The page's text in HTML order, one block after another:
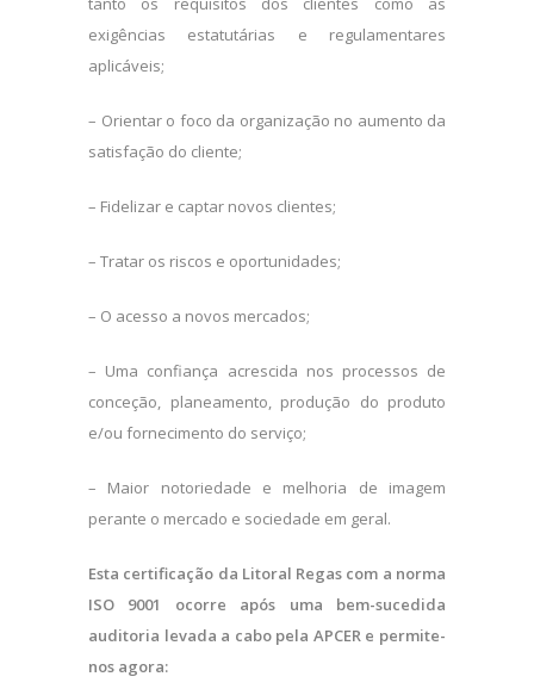
exigências estatutárias e regulamentares
aplicáveis;
– Orientar o foco da organização no aumento da
satisfação do cliente;
– Fidelizar e captar novos clientes;
– Tratar os riscos e oportunidades;
– O acesso a novos mercados;
– Uma confiança acrescida nos processos de
conceção, planeamento, produção do produto
e/ou fornecimento do serviço;
– Maior notoriedade e melhoria de imagem
perante o mercado e sociedade em geral.
Esta certificação da Litoral Regas com a norma
ISO 9001 ocorre após uma bem-sucedida
auditoria levada a cabo pela APCER e permite-
nos agora: